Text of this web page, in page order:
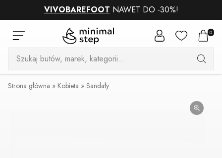
VIVOBAREFOOT NAWET DO -30%!
0
Wyszukiwarka
produktów
Strona główna » Kobieta » Sandały